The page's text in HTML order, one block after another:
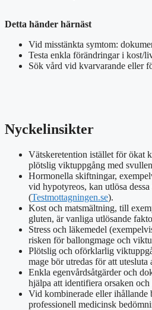
Detta händer härnäst
Vid misstänkta symtom:
Testa enkla förändringar i kost/
Sök vård vid kvarvarande eller
Nyckelinsikter
Vätskeretention istället för ökat
plötslig viktuppgång med
Hormonella skiftningar,
vid hypotyreos, kan utlösa
(Testmottagningen.se).
Kost och matsmältning, till
gluten, är vanliga utlösande
Stress och läkemedel
risken för ballongmage och
Plötslig och oförklarlig
mage bör utredas för att
Enkla egenvårdsåtgärder och
hjälpa att identifiera orsaken och
Vid kombinerade eller ihållande
professionell medicinsk